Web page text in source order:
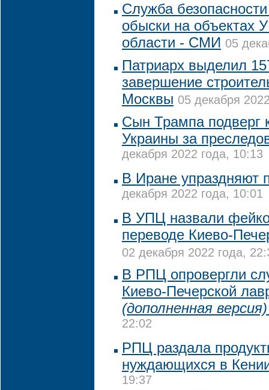
Служба
обыски на объектах
области - СМИ 05
Патриарх выделил
завершение
Москвы 05 декабря
Сын Трампа подверг
Украины за
декабря 2022 года, 10:13
В Иране упраздняют
декабря 2022 года, 10:01
В УПЦ назвали
переводе Киево-
02 декабря 2022 года,
В РПЦ опровергли
Киево-Печерской
(дополненная версия)
22:02
РПЦ раздала
нуждающихся в
19:37